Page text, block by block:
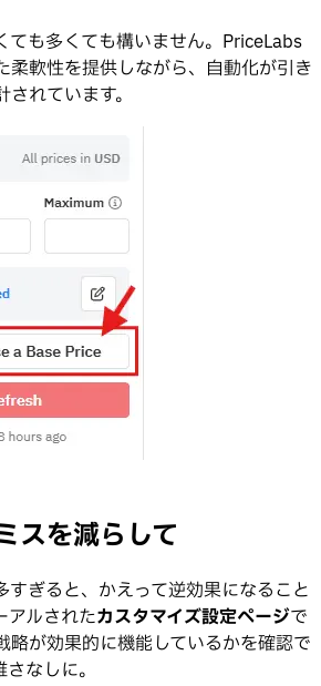
ても多くても構いません。PriceLabs
柔軟性を提供しながら、自動化が引き
れています。
スを減らして
すぎると、かえって逆効果になること
アルされたカスタマイズ設定ページで
略が効果的に機能しているかを確認で
なしに。